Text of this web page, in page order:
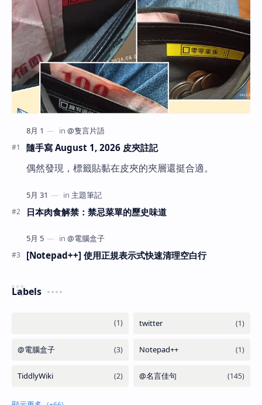
隨手寫 August 1, 2026 皮夾註記
偶然發現，標籤貼黏在皮夾的夾層還挺合適。
日本肉食解禁：禁忌菜單的歷史味道
[Notepad++] 使用正規表示式快速清理空白行
Labels